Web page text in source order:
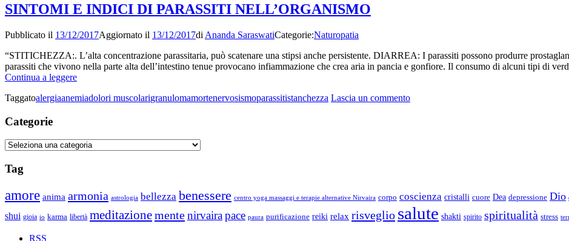
SINTOMI E INDICI DI PARASSITI NELL’ORGANISMO
Pubblicato il 13/12/2017Aggiornato il 13/12/2017di Ananda SaraswatiCategorie:Naturopatia
“STITICHEZZA:. L’alta concentrazione parassitaria, può scatenare una stipsi anche persistente. DIARREA: I parassiti possono produrre
parassiti che vivono nella parte alta dell’intestino tenue provocano infiammazione che crea aria in pancia e gonfiore. Il consumo di alcuni tipi di
Continua a leggereSINTOMI
INDICI
Taggatoalergiaanemiadolori muscolarigranulomamortenervosismoparassitistanchezza Lascia un commentosu
Categorie
Categorie
Tag
amore anima armonia astrologia bellezza benessere centro yoga massaggi e terapie alternative Nirvaira corpo coscienza cristalli cuore Dea depressione Dio
shui gioia io karma libertà meditazionementenirvairapace paura purificazione reiki relax risveglio salute shakti spirito spiritualità stress
RSS